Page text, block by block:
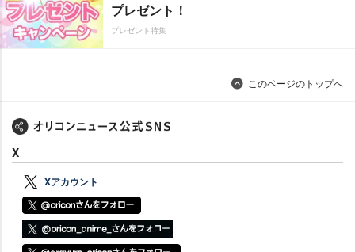
プレゼント！
プレゼント特集
このページのトップへ
X
Xアカウント